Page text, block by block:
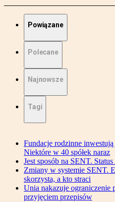
Powiązane
Polecane
Najnowsze
Tagi
Fundacje rodzinne
Niektóre w 40 spółek naraz
Jest sposób na SENT.
Zmiany w systemie SENT.
skorzysta, a kto straci
Unia nakazuje ograniczenie
przyjęciem przepisów